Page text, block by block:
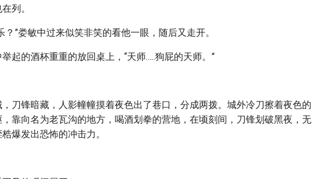
列。
？”娄敏中过来似笑非笑的看他一眼，随后又走开。
起的酒杯重重的放回桌上，“天师…..狗屁的天师。”
刀锋暗藏，人影幢幢摸着夜色出了巷口，分成两拨。城外冷刀擦着夜色的
靠向名为老瓦沟的地方，喝酒划拳的营地，在顷刻间，刀锋划破黑夜，无
爆发出恐怖的冲击力。